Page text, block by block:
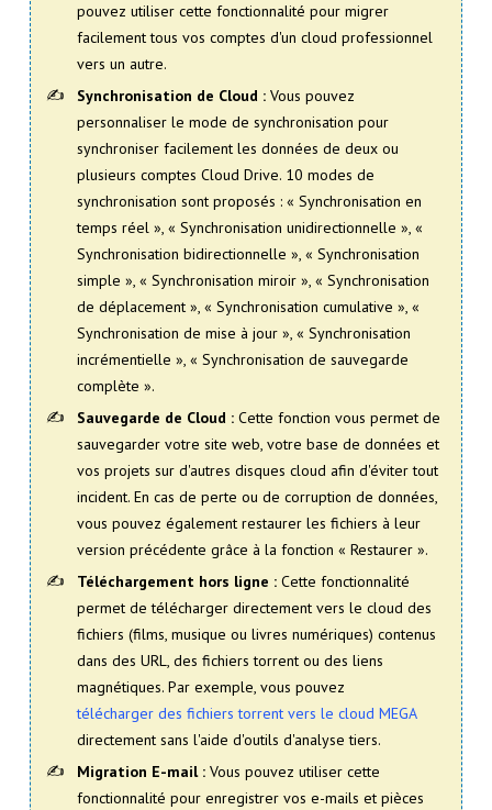
pouvez utiliser cette fonctionnalité pour migrer
facilement tous vos comptes d'un cloud professionnel
vers un autre.
Synchronisation de Cloud : Vous pouvez
personnaliser le mode de synchronisation pour
synchroniser facilement les données de deux ou
plusieurs comptes Cloud Drive. 10 modes de
synchronisation sont proposés : « Synchronisation en
temps réel », « Synchronisation unidirectionnelle », «
Synchronisation bidirectionnelle », « Synchronisation
simple », « Synchronisation miroir », « Synchronisation
de déplacement », « Synchronisation cumulative », «
Synchronisation de mise à jour », « Synchronisation
incrémentielle », « Synchronisation de sauvegarde
complète ».
Sauvegarde de Cloud : Cette fonction vous permet de
sauvegarder votre site web, votre base de données et
vos projets sur d'autres disques cloud afin d'éviter tout
incident. En cas de perte ou de corruption de données,
vous pouvez également restaurer les fichiers à leur
version précédente grâce à la fonction « Restaurer ».
Téléchargement hors ligne : Cette fonctionnalité
permet de télécharger directement vers le cloud des
fichiers (films, musique ou livres numériques) contenus
dans des URL, des fichiers torrent ou des liens
magnétiques. Par exemple, vous pouvez
télécharger des fichiers torrent vers le cloud MEGA
directement sans l'aide d'outils d'analyse tiers.
Migration E-mail : Vous pouvez utiliser cette
fonctionnalité pour enregistrer vos e-mails et pièces